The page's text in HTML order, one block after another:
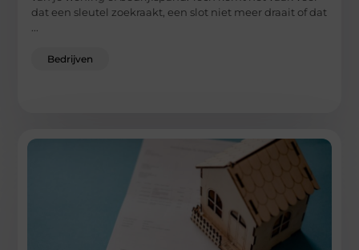
dat een sleutel zoekraakt, een slot niet meer draait of dat
Bedrijven